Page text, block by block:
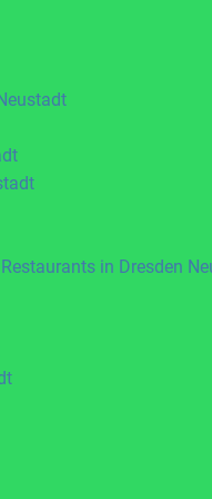
in Dresden